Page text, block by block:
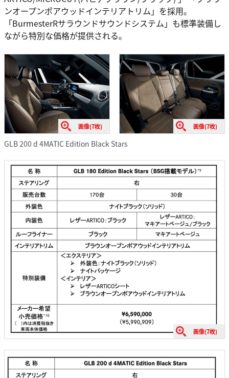
ンオープンポアウッドインテリアトリム」を採用。
「BurmesterRサラウンドサウンドシステム」も標準装備し
ながら特別な価格が提供される。
画像(7枚) 画像(7枚)
GLB 200 d 4MATIC Edition Black Stars
画像(7枚)